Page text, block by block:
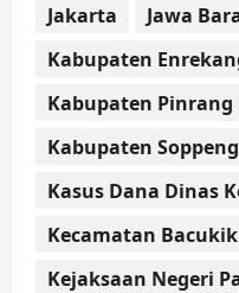
Jakarta
Jawa
Kabupaten
Kabupaten Pinrang
Kabupaten Soppeng
Kasus Dana Dinas
Kecamatan
Kejaksaan Negeri